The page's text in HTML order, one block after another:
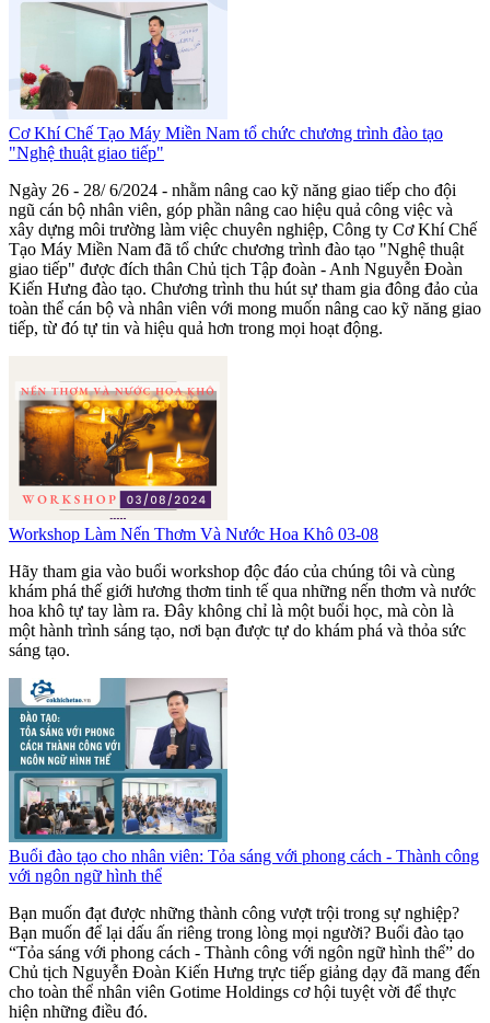
Cơ Khí Chế Tạo Máy Miền Nam tổ chức chương trình đào tạo
"Nghệ thuật giao tiếp"
Ngày 26 - 28/ 6/2024 - nhằm nâng cao kỹ năng giao tiếp cho đội
ngũ cán bộ nhân viên, góp phần nâng cao hiệu quả công việc và
xây dựng môi trường làm việc chuyên nghiệp, Công ty Cơ Khí Chế
Tạo Máy Miền Nam đã tổ chức chương trình đào tạo "Nghệ thuật
giao tiếp" được đích thân Chủ tịch Tập đoàn - Anh Nguyễn Đoàn
Kiến Hưng đào tạo. Chương trình thu hút sự tham gia đông đảo của
toàn thể cán bộ và nhân viên với mong muốn nâng cao kỹ năng giao
tiếp, từ đó tự tin và hiệu quả hơn trong mọi hoạt động.
Workshop Làm Nến Thơm Và Nước Hoa Khô 03-08
Hãy tham gia vào buổi workshop độc đáo của chúng tôi và cùng
khám phá thế giới hương thơm tinh tế qua những nến thơm và nước
hoa khô tự tay làm ra. Đây không chỉ là một buổi học, mà còn là
một hành trình sáng tạo, nơi bạn được tự do khám phá và thỏa sức
sáng tạo.
Buổi đào tạo cho nhân viên: Tỏa sáng với phong cách - Thành công
với ngôn ngữ hình thể
Bạn muốn đạt được những thành công vượt trội trong sự nghiệp?
Bạn muốn để lại dấu ấn riêng trong lòng mọi người? Buổi đào tạo
“Tỏa sáng với phong cách - Thành công với ngôn ngữ hình thể” do
Chủ tịch Nguyễn Đoàn Kiến Hưng trực tiếp giảng dạy đã mang đến
cho toàn thể nhân viên Gotime Holdings cơ hội tuyệt vời để thực
hiện những điều đó.